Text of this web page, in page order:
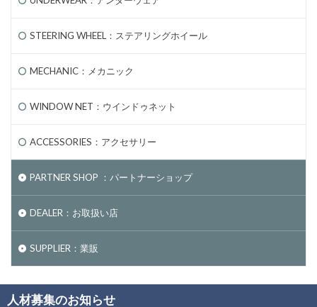
STEERING WHEEL：ステアリングホイール
MECHANIC：メカニック
WINDOW NET：ウインドゥネット
ACCESSORIES：アクセサリー
PARTNER SHOP ：パートナーショップ
DEALER：お取扱い店
SUPPLIER：業販
人材募集のお知らせ